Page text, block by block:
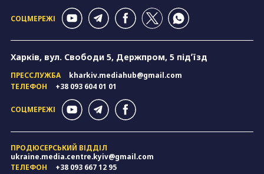
СОЦМЕРЕЖІ
Харків, вул. Свободи 5, Держпром, 5 підʼїзд
ПРЕССЛУЖБА
kharkiv.mediahub@gmail.com
ТЕЛЕФОН
+38 093 604 01 01
СОЦМЕРЕЖІ
ПРОДЮСЕРСЬКИЙ ВІДДІЛ
ukraine.media.centre.kyiv@gmail.com
ТЕЛЕФОН
+38 093 667 12 95